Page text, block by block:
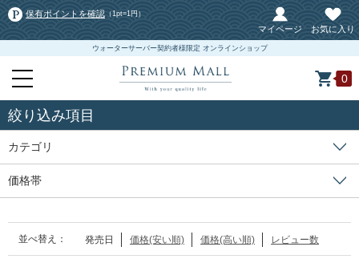
保有ポイントを確認 （1pt=1円）
マイページ お気に入り
ウォーターサーバー契約者様限定 オンラインショップ
0
絞り込み項目
カテゴリ
価格帯
並べ替え： 発売日 価格(安い順) 価格(高い順) レビュー数